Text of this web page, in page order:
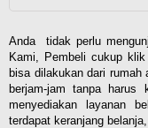
Anda tidak perlu
Kami, Pembeli cukup
bisa dilakukan dari rumah
berjam-jam tanpa
menyediakan layanan
terdapat keranjang